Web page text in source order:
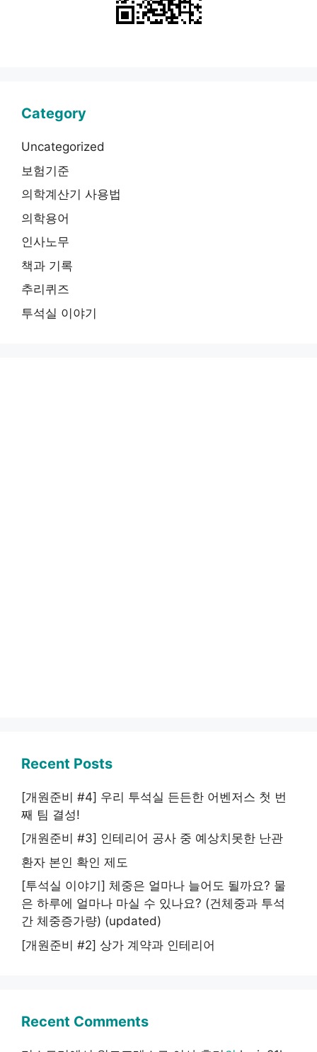
Category
Uncategorized
보험기준
의학계산기 사용법
의학용어
인사노무
책과 기록
추리퀴즈
투석실 이야기
Recent Posts
[개원준비 #4] 우리 투석실 든든한 어벤저스 첫 번
째 팀 결성!
[개원준비 #3] 인테리어 공사 중 예상치못한 난관
환자 본인 확인 제도
[투석실 이야기] 체중은 얼마나 늘어도 될까요? 물
은 하루에 얼마나 마실 수 있나요? (건체중과 투석
간 체중증가량) (updated)
[개원준비 #2] 상가 계약과 인테리어
Recent Comments